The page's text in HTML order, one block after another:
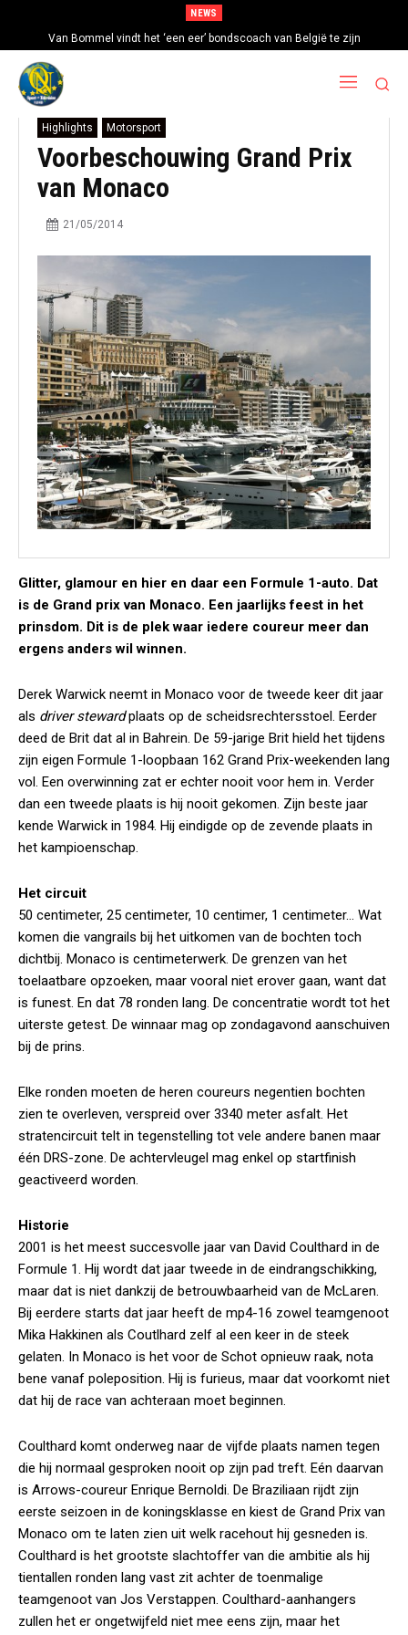
NEWS
Van Bommel vindt het ‘een eer’ bondscoach van België te zijn
Highlights Motorsport
Voorbeschouwing Grand Prix
van Monaco
21/05/2014
Glitter, glamour en hier en daar een Formule 1-auto. Dat
is de Grand prix van Monaco. Een jaarlijks feest in het
prinsdom. Dit is de plek waar iedere coureur meer dan
ergens anders wil winnen.
Derek Warwick neemt in Monaco voor de tweede keer dit jaar
als driver stewardplaats op de scheidsrechtersstoel. Eerder
deed de Brit dat al in Bahrein. De 59-jarige Brit hield het tijdens
zijn eigen Formule 1-loopbaan 162 Grand Prix-weekenden lang
vol. Een overwinning zat er echter nooit voor hem in. Verder
dan een tweede plaats is hij nooit gekomen. Zijn beste jaar
kende Warwick in 1984. Hij eindigde op de zevende plaats in
het kampioenschap.
Het circuit
50 centimeter, 25 centimeter, 10 centimer, 1 centimeter… Wat
komen die vangrails bij het uitkomen van de bochten toch
dichtbij. Monaco is centimeterwerk. De grenzen van het
toelaatbare opzoeken, maar vooral niet erover gaan, want dat
is funest. En dat 78 ronden lang. De concentratie wordt tot het
uiterste getest. De winnaar mag op zondagavond aanschuiven
bij de prins.
Elke ronden moeten de heren coureurs negentien bochten
zien te overleven, verspreid over 3340 meter asfalt. Het
stratencircuit telt in tegenstelling tot vele andere banen maar
één DRS-zone. De achtervleugel mag enkel op startfinish
geactiveerd worden.
Historie
2001 is het meest succesvolle jaar van David Coulthard in de
Formule 1. Hij wordt dat jaar tweede in de eindrangschikking,
maar dat is niet dankzij de betrouwbaarheid van de McLaren.
Bij eerdere starts dat jaar heeft de mp4-16 zowel teamgenoot
Mika Hakkinen als Coutlhard zelf al een keer in de steek
gelaten. In Monaco is het voor de Schot opnieuw raak, nota
bene vanaf poleposition. Hij is furieus, maar dat voorkomt niet
dat hij de race van achteraan moet beginnen.
Coulthard komt onderweg naar de vijfde plaats namen tegen
die hij normaal gesproken nooit op zijn pad treft. Eén daarvan
is Arrows-coureur Enrique Bernoldi. De Braziliaan rijdt zijn
eerste seizoen in de koningsklasse en kiest de Grand Prix van
Monaco om te laten zien uit welk racehout hij gesneden is.
Coulthard is het grootste slachtoffer van die ambitie als hij
tientallen ronden lang vast zit achter de toenmalige
teamgenoot van Jos Verstappen. Coulthard-aanhangers
zullen het er ongetwijfeld niet mee eens zijn, maar het